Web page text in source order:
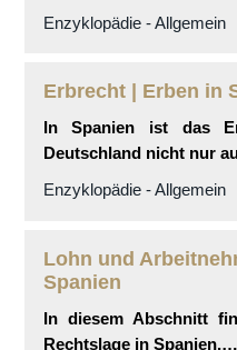
Enzyklopädie - Allgemein
Erbrecht | Erben in
In Spanien ist das
Deutschland nicht nur
Enzyklopädie - Allgemein
Lohn und
Spanien
In diesem Abschnitt
Rechtslage in Spanien,…